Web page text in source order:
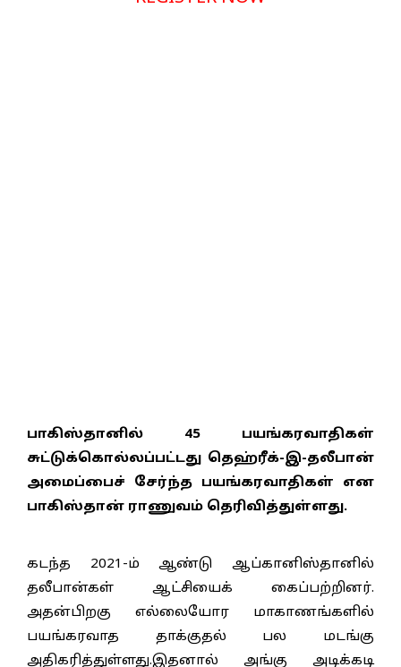
பாகிஸ்தானில் 45 பயங்கரவாதிகள்
சுட்டுக்கொல்லப்பட்டது தெஹ்ரீக்-இ-தலீபான்
அமைப்பைச் சேர்ந்த பயங்கரவாதிகள் என
பாகிஸ்தான் ராணுவம் தெரிவித்துள்ளது.
கடந்த 2021-ம் ஆண்டு ஆப்கானிஸ்தானில்
தலீபான்கள் ஆட்சியைக் கைப்பற்றினர்.
அதன்பிறகு எல்லையோர மாகாணங்களில்
பயங்கரவாத தாக்குதல் பல மடங்கு
அதிகரித்துள்ளது.இதனால் அங்கு அடிக்கடி